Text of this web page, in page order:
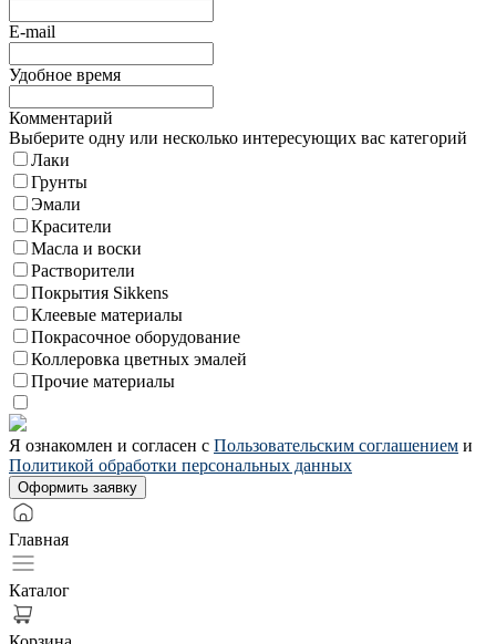
E-mail
Удобное время
Комментарий
Выберите одну или несколько интересующих вас категорий
Лаки
Грунты
Эмали
Красители
Масла и воски
Растворители
Покрытия Sikkens
Клеевые материалы
Покрасочное оборудование
Коллеровка цветных эмалей
Прочие материалы
Я ознакомлен и согласен с Пользовательским соглашением и
Политикой обработки персональных данных
Главная
Каталог